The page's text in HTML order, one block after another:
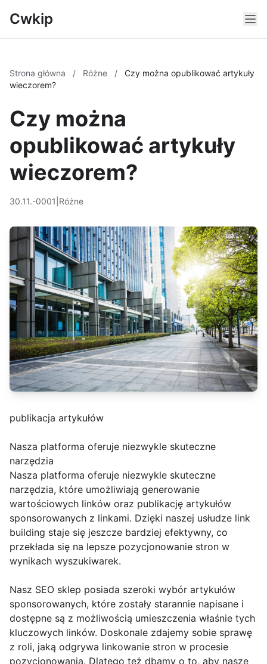
Cwkip
Strona główna / Różne /
Czy można opublikować artykuły
wieczorem?
Czy można
opublikować artykuły
wieczorem?
30.11.-0001 Różne
publikacja artykułów
Nasza platforma oferuje niezwykle skuteczne
narzędzia
Nasza platforma oferuje niezwykle skuteczne
narzędzia, które umożliwiają generowanie
wartościowych linków oraz publikację artykułów
sponsorowanych z linkami. Dzięki naszej usłudze link
building staje się jeszcze bardziej efektywny, co
przekłada się na lepsze pozycjonowanie stron w
wynikach wyszukiwarek.
Nasz SEO sklep posiada szeroki wybór artykułów
sponsorowanych, które zostały starannie napisane i
dostępne są z możliwością umieszczenia właśnie tych
kluczowych linków. Doskonale zdajemy sobie sprawę
z roli, jaką odgrywa linkowanie stron w procesie
pozycjonowania. Dlatego też dbamy o to, aby nasze